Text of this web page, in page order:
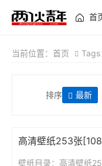
首
当前位置： 首页 Tags
排序 最新
高清壁纸253张
壁纸目录：高清壁纸